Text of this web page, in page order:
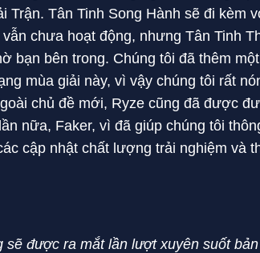
Trận. Tân Tinh Song Hành sẽ đi kèm
chưa hoạt động, nhưng Tân Tinh
bạn bên trong. Chúng tôi đã thêm
mùa giải này, vì vậy chúng tôi rất
chủ đề mới, Ryze cũng đã được
nữa, Faker, vì đã giúp chúng tôi
cập nhật chất lượng trải nghiệm và
sẽ được ra mắt lần lượt xuyên suốt